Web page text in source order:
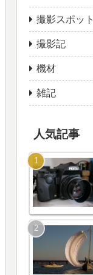
撮影スポット
撮影記
機材
雑記
人気記事